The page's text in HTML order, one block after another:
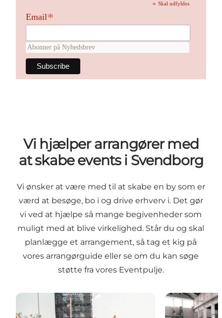
* Skal udfyldes
Email*
Abonner på Nyhedsbrev
Vi hjælper arrangører med
at skabe events i Svendborg
Vi ønsker at være med til at skabe en by som er
værd at besøge, bo i og drive erhverv i. Det gør
vi ved at hjælpe så mange begivenheder som
muligt med at blive virkelighed. Står du og skal
planlægge et arrangement, så tag et kig på
vores arrangørguide eller se om du kan søge
støtte fra vores Eventpulje.
Arrangørguide Eventpuljen